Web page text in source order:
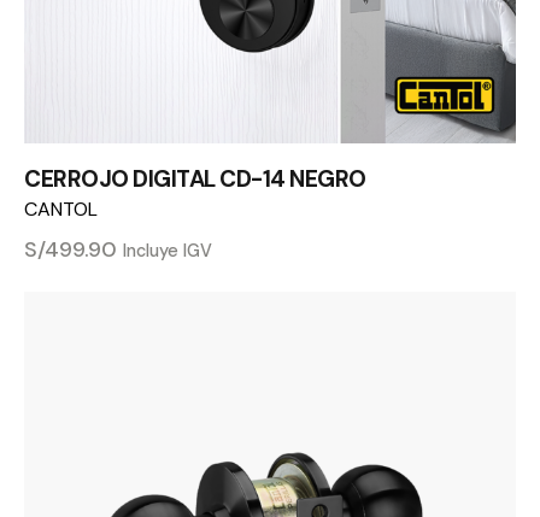
CERROJO DIGITAL CD-14 NEGRO
CANTOL
S/499.90 Incluye IGV